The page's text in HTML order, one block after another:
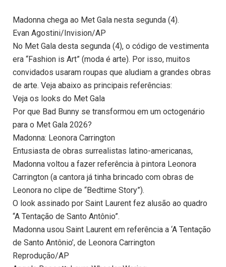
Madonna chega ao Met Gala nesta segunda (4).
Evan Agostini/Invision/AP
No Met Gala desta segunda (4), o código de vestimenta
era “Fashion is Art” (moda é arte). Por isso, muitos
convidados usaram roupas que aludiam a grandes obras
de arte. Veja abaixo as principais referências:
Veja os looks do Met Gala
Por que Bad Bunny se transformou em um octogenário
para o Met Gala 2026?
Madonna: Leonora Carrington
Entusiasta de obras surrealistas latino-americanas,
Madonna voltou a fazer referência à pintora Leonora
Carrington (a cantora já tinha brincado com obras de
Leonora no clipe de “Bedtime Story”).
O look assinado por Saint Laurent fez alusão ao quadro
“A Tentação de Santo Antônio”.
Madonna usou Saint Laurent em referência a ‘A Tentação
de Santo Antônio’, de Leonora Carrington
Reprodução/AP